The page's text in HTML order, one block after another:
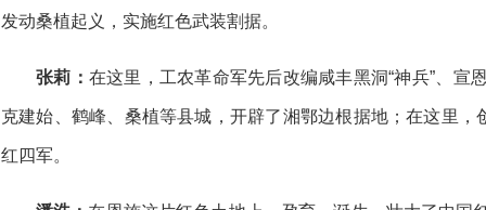
发动桑植起义，实施红色武装割据。
张莉： 在这里，工农革命军先后改编咸丰黑洞“神兵”、宣
克建始、鹤峰、桑植等县城，开辟了湘鄂边根据地；在这里
红四军。